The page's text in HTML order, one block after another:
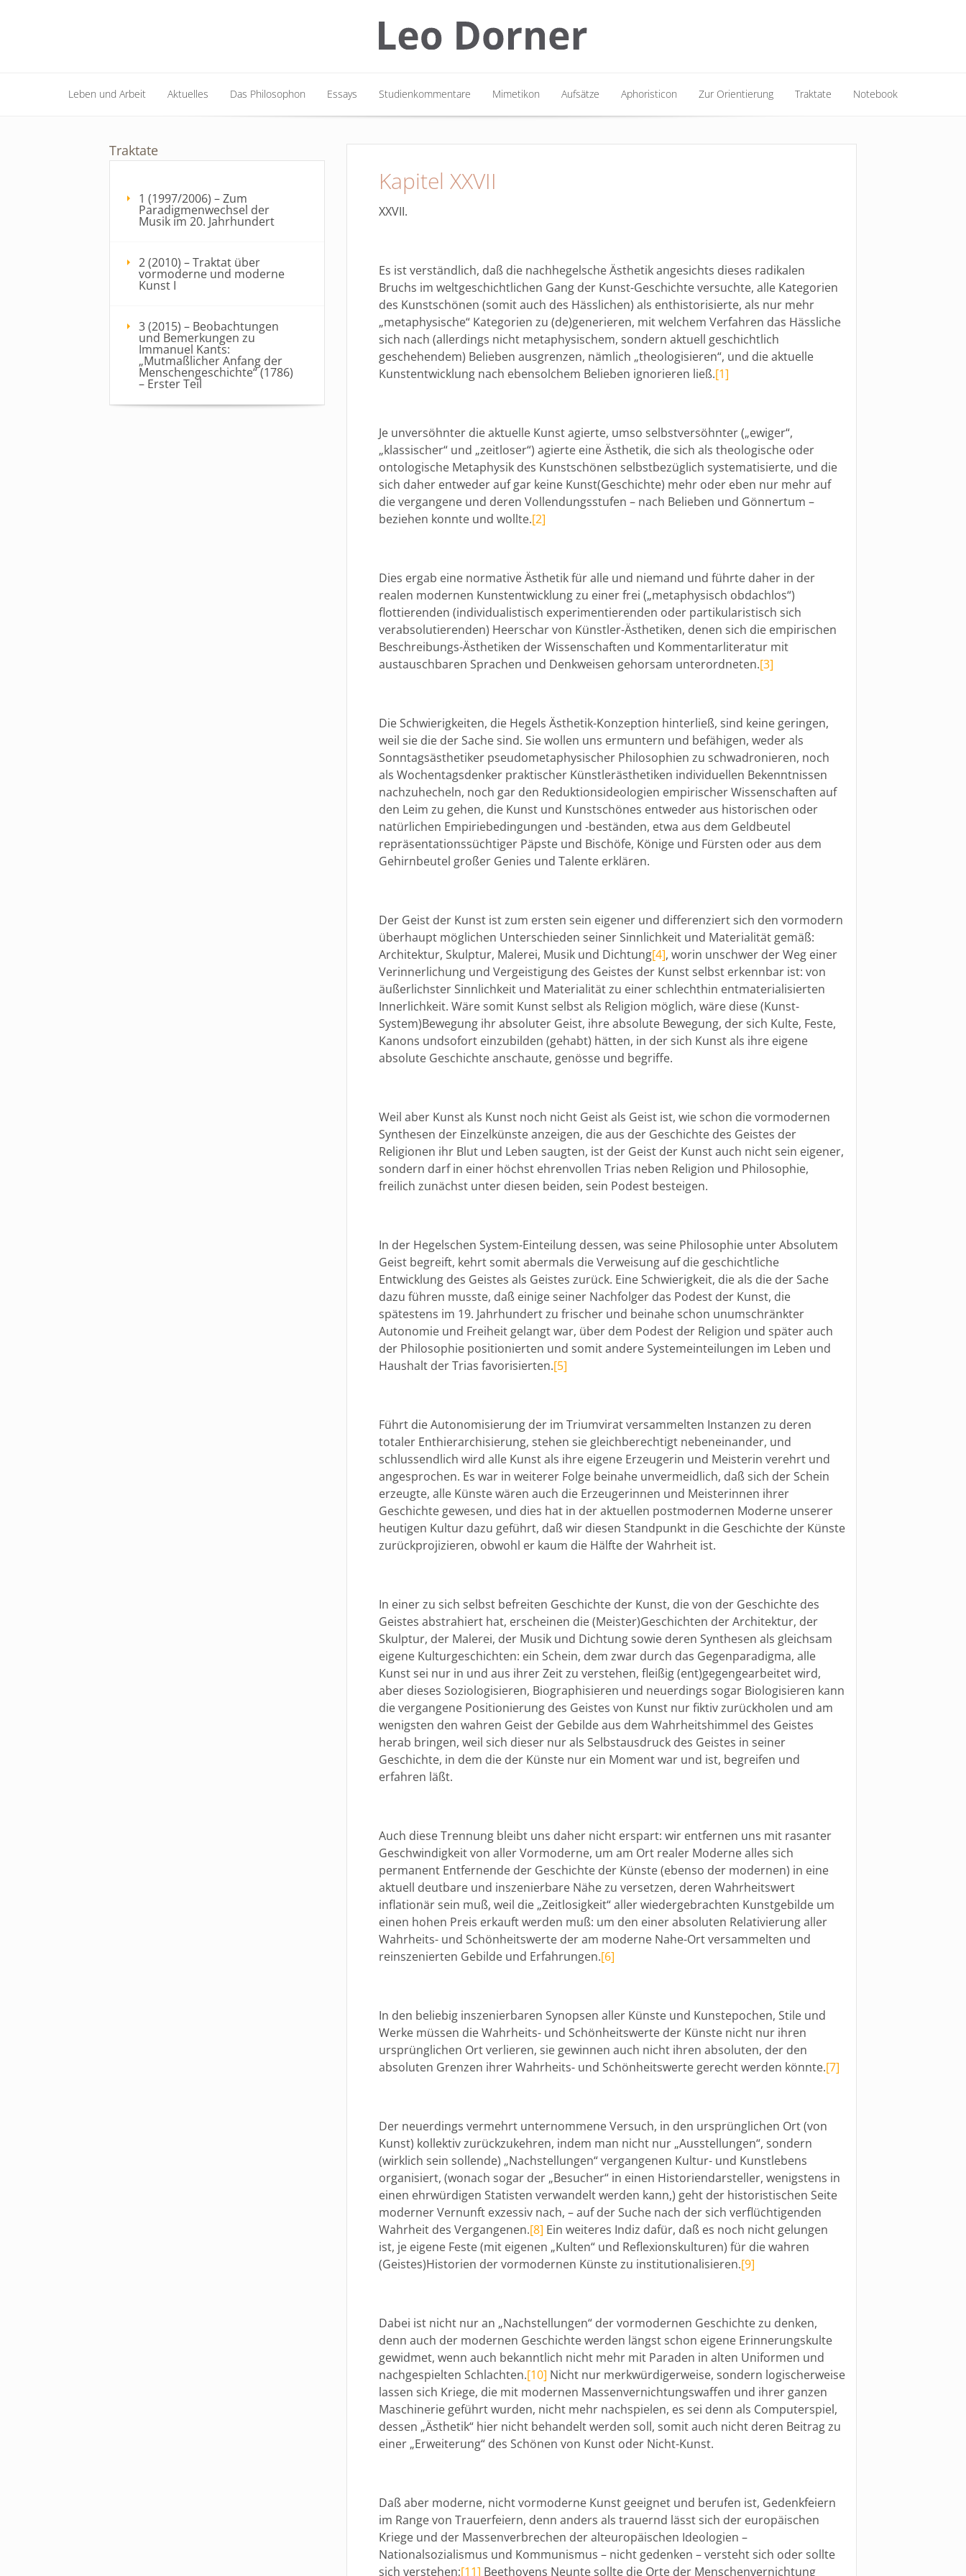
Leben und Arbeit Aktuelles Das Philosophon Essays Studienkommentare Mimetikon Aufsätze Aphoristicon Zur Orientierung Traktate Notebook
Kapitel XXVII
XXVII.
Es ist verständlich, daß die nachhegelsche Ästhetik angesichts dieses radikalen
Bruchs im weltgeschichtlichen Gang der Kunst-Geschichte versuchte, alle Kategorien
des Kunstschönen (somit auch des Hässlichen) als enthistorisierte, als nur mehr
„metaphysische“ Kategorien zu (de)generieren, mit welchem Verfahren das Hässliche
sich nach (allerdings nicht metaphysischem, sondern aktuell geschichtlich
geschehendem) Belieben ausgrenzen, nämlich „theologisieren“, und die aktuelle
Kunstentwicklung nach ebensolchem Belieben ignorieren ließ.[1]
Je unversöhnter die aktuelle Kunst agierte, umso selbstversöhnter („ewiger“,
„klassischer“ und „zeitloser“) agierte eine Ästhetik, die sich als theologische oder
ontologische Metaphysik des Kunstschönen selbstbezüglich systematisierte, und die
sich daher entweder auf gar keine Kunst(Geschichte) mehr oder eben nur mehr auf
die vergangene und deren Vollendungsstufen – nach Belieben und Gönnertum –
beziehen konnte und wollte.[2]
Dies ergab eine normative Ästhetik für alle und niemand und führte daher in der
realen modernen Kunstentwicklung zu einer frei („metaphysisch obdachlos“)
flottierenden (individualistisch experimentierenden oder partikularistisch sich
verabsolutierenden) Heerschar von Künstler-Ästhetiken, denen sich die empirischen
Beschreibungs-Ästhetiken der Wissenschaften und Kommentarliteratur mit
austauschbaren Sprachen und Denkweisen gehorsam unterordneten.[3]
Die Schwierigkeiten, die Hegels Ästhetik-Konzeption hinterließ, sind keine geringen,
weil sie die der Sache sind. Sie wollen uns ermuntern und befähigen, weder als
Sonntagsästhetiker pseudometaphysischer Philosophien zu schwadronieren, noch
als Wochentagsdenker praktischer Künstlerästhetiken individuellen Bekenntnissen
nachzuhecheln, noch gar den Reduktionsideologien empirischer Wissenschaften auf
den Leim zu gehen, die Kunst und Kunstschönes entweder aus historischen oder
natürlichen Empiriebedingungen und -beständen, etwa aus dem Geldbeutel
repräsentationssüchtiger Päpste und Bischöfe, Könige und Fürsten oder aus dem
Gehirnbeutel großer Genies und Talente erklären.
Der Geist der Kunst ist zum ersten sein eigener und differenziert sich den vormodern
überhaupt möglichen Unterschieden seiner Sinnlichkeit und Materialität gemäß:
Architektur, Skulptur, Malerei, Musik und Dichtung[4], worin unschwer der Weg einer
Verinnerlichung und Vergeistigung des Geistes der Kunst selbst erkennbar ist: von
äußerlichster Sinnlichkeit und Materialität zu einer schlechthin entmaterialisierten
Innerlichkeit. Wäre somit Kunst selbst als Religion möglich, wäre diese (Kunst-
System)Bewegung ihr absoluter Geist, ihre absolute Bewegung, der sich Kulte, Feste,
Kanons undsofort einzubilden (gehabt) hätten, in der sich Kunst als ihre eigene
absolute Geschichte anschaute, genösse und begriffe.
Weil aber Kunst als Kunst noch nicht Geist als Geist ist, wie schon die vormodernen
Synthesen der Einzelkünste anzeigen, die aus der Geschichte des Geistes der
Religionen ihr Blut und Leben saugten, ist der Geist der Kunst auch nicht sein eigener,
sondern darf in einer höchst ehrenvollen Trias neben Religion und Philosophie,
freilich zunächst unter diesen beiden, sein Podest besteigen.
In der Hegelschen System-Einteilung dessen, was seine Philosophie unter Absolutem
Geist begreift, kehrt somit abermals die Verweisung auf die geschichtliche
Entwicklung des Geistes als Geistes zurück. Eine Schwierigkeit, die als die der Sache
dazu führen musste, daß einige seiner Nachfolger das Podest der Kunst, die
spätestens im 19. Jahrhundert zu frischer und beinahe schon unumschränkter
Autonomie und Freiheit gelangt war, über dem Podest der Religion und später auch
der Philosophie positionierten und somit andere Systemeinteilungen im Leben und
Haushalt der Trias favorisierten.[5]
Führt die Autonomisierung der im Triumvirat versammelten Instanzen zu deren
totaler Enthierarchisierung, stehen sie gleichberechtigt nebeneinander, und
schlussendlich wird alle Kunst als ihre eigene Erzeugerin und Meisterin verehrt und
angesprochen. Es war in weiterer Folge beinahe unvermeidlich, daß sich der Schein
erzeugte, alle Künste wären auch die Erzeugerinnen und Meisterinnen ihrer
Geschichte gewesen, und dies hat in der aktuellen postmodernen Moderne unserer
heutigen Kultur dazu geführt, daß wir diesen Standpunkt in die Geschichte der Künste
zurückprojizieren, obwohl er kaum die Hälfte der Wahrheit ist.
In einer zu sich selbst befreiten Geschichte der Kunst, die von der Geschichte des
Geistes abstrahiert hat, erscheinen die (Meister)Geschichten der Architektur, der
Skulptur, der Malerei, der Musik und Dichtung sowie deren Synthesen als gleichsam
eigene Kulturgeschichten: ein Schein, dem zwar durch das Gegenparadigma, alle
Kunst sei nur in und aus ihrer Zeit zu verstehen, fleißig (ent)gegengearbeitet wird,
aber dieses Soziologisieren, Biographisieren und neuerdings sogar Biologisieren kann
die vergangene Positionierung des Geistes von Kunst nur fiktiv zurückholen und am
wenigsten den wahren Geist der Gebilde aus dem Wahrheitshimmel des Geistes
herab bringen, weil sich dieser nur als Selbstausdruck des Geistes in seiner
Geschichte, in dem die der Künste nur ein Moment war und ist, begreifen und
erfahren läßt.
Auch diese Trennung bleibt uns daher nicht erspart: wir entfernen uns mit rasanter
Geschwindigkeit von aller Vormoderne, um am Ort realer Moderne alles sich
permanent Entfernende der Geschichte der Künste (ebenso der modernen) in eine
aktuell deutbare und inszenierbare Nähe zu versetzen, deren Wahrheitswert
inflationär sein muß, weil die „Zeitlosigkeit“ aller wiedergebrachten Kunstgebilde um
einen hohen Preis erkauft werden muß: um den einer absoluten Relativierung aller
Wahrheits- und Schönheitswerte der am moderne Nahe-Ort versammelten und
reinszenierten Gebilde und Erfahrungen.[6]
In den beliebig inszenierbaren Synopsen aller Künste und Kunstepochen, Stile und
Werke müssen die Wahrheits- und Schönheitswerte der Künste nicht nur ihren
ursprünglichen Ort verlieren, sie gewinnen auch nicht ihren absoluten, der den
absoluten Grenzen ihrer Wahrheits- und Schönheitswerte gerecht werden könnte.[7]
Der neuerdings vermehrt unternommene Versuch, in den ursprünglichen Ort (von
Kunst) kollektiv zurückzukehren, indem man nicht nur „Ausstellungen“, sondern
(wirklich sein sollende) „Nachstellungen“ vergangenen Kultur- und Kunstlebens
organisiert, (wonach sogar der „Besucher“ in einen Historiendarsteller, wenigstens in
einen ehrwürdigen Statisten verwandelt werden kann,) geht der historistischen Seite
moderner Vernunft exzessiv nach, – auf der Suche nach der sich verflüchtigenden
Wahrheit des Vergangenen.[8] Ein weiteres Indiz dafür, daß es noch nicht gelungen
ist, je eigene Feste (mit eigenen „Kulten“ und Reflexionskulturen) für die wahren
(Geistes)Historien der vormodernen Künste zu institutionalisieren.[9]
Dabei ist nicht nur an „Nachstellungen“ der vormodernen Geschichte zu denken,
denn auch der modernen Geschichte werden längst schon eigene Erinnerungskulte
gewidmet, wenn auch bekanntlich nicht mehr mit Paraden in alten Uniformen und
nachgespielten Schlachten.[10] Nicht nur merkwürdigerweise, sondern logischerweise
lassen sich Kriege, die mit modernen Massenvernichtungswaffen und ihrer ganzen
Maschinerie geführt wurden, nicht mehr nachspielen, es sei denn als Computerspiel,
dessen „Ästhetik“ hier nicht behandelt werden soll, somit auch nicht deren Beitrag zu
einer „Erweiterung“ des Schönen von Kunst oder Nicht-Kunst.
Daß aber moderne, nicht vormoderne Kunst geeignet und berufen ist, Gedenkfeiern
im Range von Trauerfeiern, denn anders als trauernd lässt sich der europäischen
Kriege und der Massenverbrechen der alteuropäischen Ideologien –
Nationalsozialismus und Kommunismus – nicht gedenken – versteht sich oder sollte
sich verstehen;[11] Beethovens Neunte sollte die Orte der Menschenvernichtung
Traktate
1 (1997/2006) – Zum
Paradigmenwechsel der
Musik im 20. Jahrhundert
2 (2010) – Traktat über
vormoderne und moderne
Kunst I
3 (2015) – Beobachtungen
und Bemerkungen zu
Immanuel Kants:
„Mutmaßlicher Anfang der
Menschengeschichte“ (1786)
– Erster Teil